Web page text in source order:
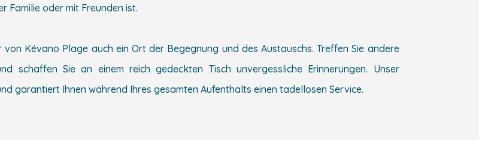
Familie oder mit Freunden ist.
Kévano Plage auch ein Ort der Begegnung und des Austauschs. Treffen Sie andere
schaffen Sie an einem reich gedeckten Tisch unvergessliche Erinnerungen. Unser
garantiert Ihnen während Ihres gesamten Aufenthalts einen tadellosen Service.